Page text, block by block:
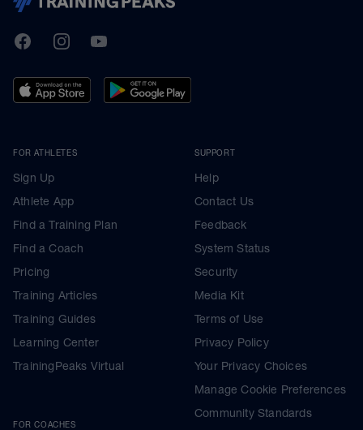
TrainingPeaks
FacebookInstagramYoutube
FOR ATHLETES
Sign Up
Athlete App
Find a Training Plan
Find a Coach
Pricing
Training Articles
Training Guides
Learning Center
TrainingPeaks Virtual
FOR COACHES
SUPPORT
Help
Contact Us
Feedback
System Status
Security
Media Kit
Terms of Use
Privacy Policy
Your Privacy Choices
Manage Cookie Preferences
Community Standards